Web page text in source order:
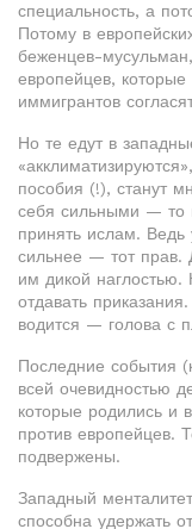
специальность, а
Потому в
беженцев-
европейцев,
иммигрантов
Но те едут в
пособия (!), станут
себя сильными — то
принять ислам. Ведь
сильнее — тот прав.
им дикой наглостью.
отдавать
водится — голова с
Последние события
всей очевидностью
которые родились и
против европейцев.
подвержены.
Западный
способна удержать